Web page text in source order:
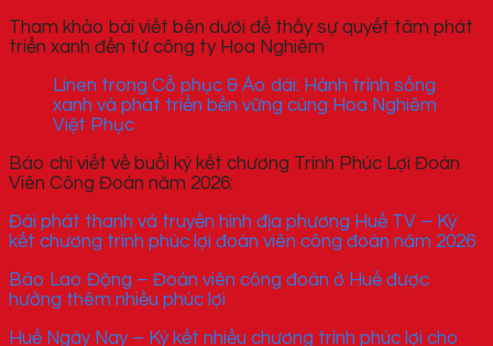
Tham khảo bài viết bên dưới để thấy sự quyết tâm phát
triển xanh đến từ công ty Hoa Nghiêm
Linen trong Cổ phục & Áo dài: Hành trình sống
xanh và phát triển bền vững cùng Hoa Nghiêm
Việt Phục
Báo chí viết về buổi ký kết chương Trình Phúc Lợi Đoàn
Viên Công Đoàn năm 2026:
Đài phát thanh và truyền hình địa phương Huế TV – Ký
kết chương trình phúc lợi đoàn viên công đoàn năm 2026
Báo Lao Động – Đoàn viên công đoàn ở Huế được
hưởng thêm nhiều phúc lợi
Huế Ngày Nay – Ký kết nhiều chương trình phúc lợi cho